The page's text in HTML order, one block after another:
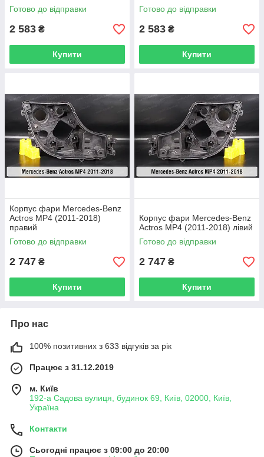
Готово до відправки
2 583 ₴
Купити
Готово до відправки
2 583 ₴
Купити
Корпус фари Mercedes-Benz
Actros MP4 (2011-2018)
правий
Готово до відправки
2 747 ₴
Купити
Корпус фари Mercedes-Benz
Actros MP4 (2011-2018) лівий
Готово до відправки
2 747 ₴
Купити
Про нас
100% позитивних з 633 відгуків за рік
Працює з 31.12.2019
м. Київ
192-а Садова вулиця, будинок 69, Київ, 02000, Київ,
Україна
Контакти
Сьогодні працює з 09:00 до 20:00